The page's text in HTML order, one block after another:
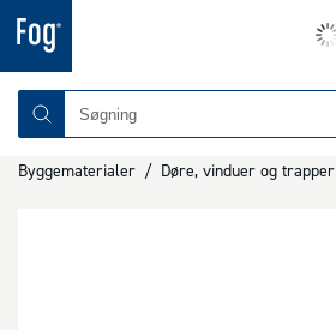
Byggematerialer / Døre, vinduer og trapper